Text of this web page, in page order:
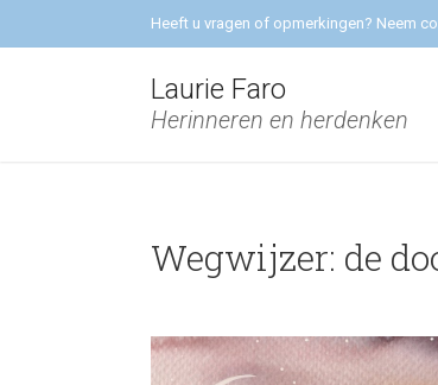
Heeft u vragen of opmerkingen? Neem
Laurie Faro
Herinneren en herdenken
Wegwijzer: de